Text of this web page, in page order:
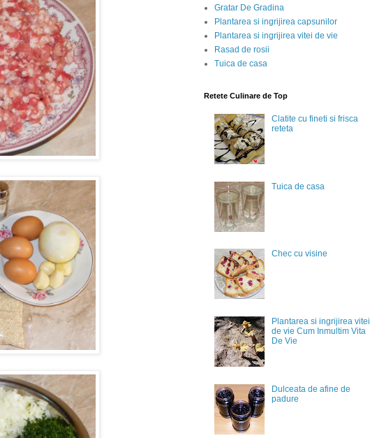
Gratar De Gradina
Plantarea si ingrijirea capsunilor
Plantarea si ingrijirea vitei de vie
Rasad de rosii
Tuica de casa
Retete Culinare de Top
Clatite cu fineti si frisca
reteta
Tuica de casa
Chec cu visine
Plantarea si ingrijirea vitei
de vie Cum Inmultim Vita
De Vie
Dulceata de afine de
padure